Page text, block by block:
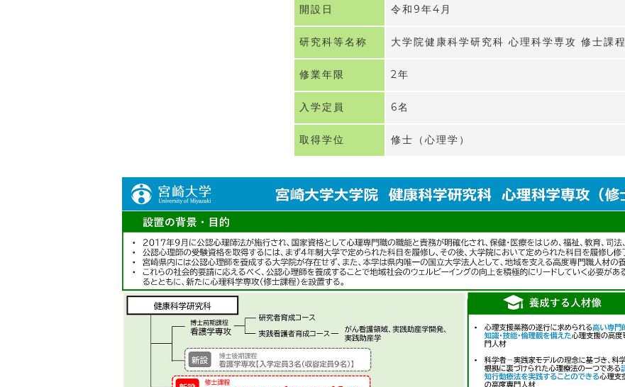
開設日 令和9年4月
研究科等名称 大学院健康科学研究科 心理科学専攻 修士課程
修業年限 2年
入学定員 6名
取得学位 修士（心理学）